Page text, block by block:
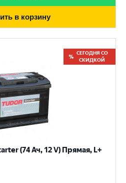
в корзину
СЕГОДНЯ СО
СКИДКОЙ
(74 Ач, 12 V) Прямая, L+